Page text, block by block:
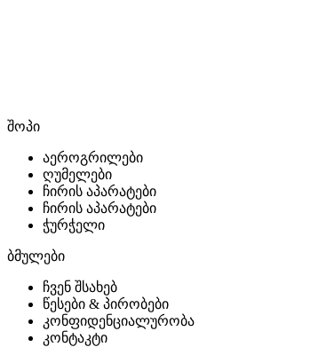
შოპი
აეროგრილები
ღუმელები
ჩირის აპარატები
ჩირის აპარატები
ჭურჭელი
ბმულები
ჩვენ შსახებ
წესები & პირობები
კონფიდენციალურობა
კონტაკტი